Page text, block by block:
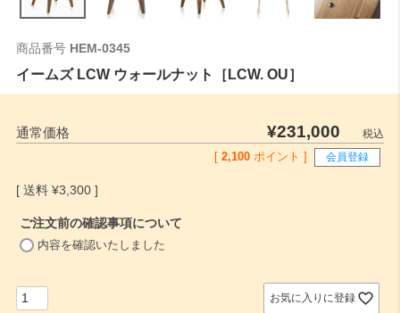
商品番号 HEM-0345
イームズ LCW ウォールナット［LCW. OU］
通常価格 ¥231,000
税込
2,100 ポイント ] 会員登録
¥3,300
ご注文前の確認事項について
内容を確認いたしました
お気に入りに登録